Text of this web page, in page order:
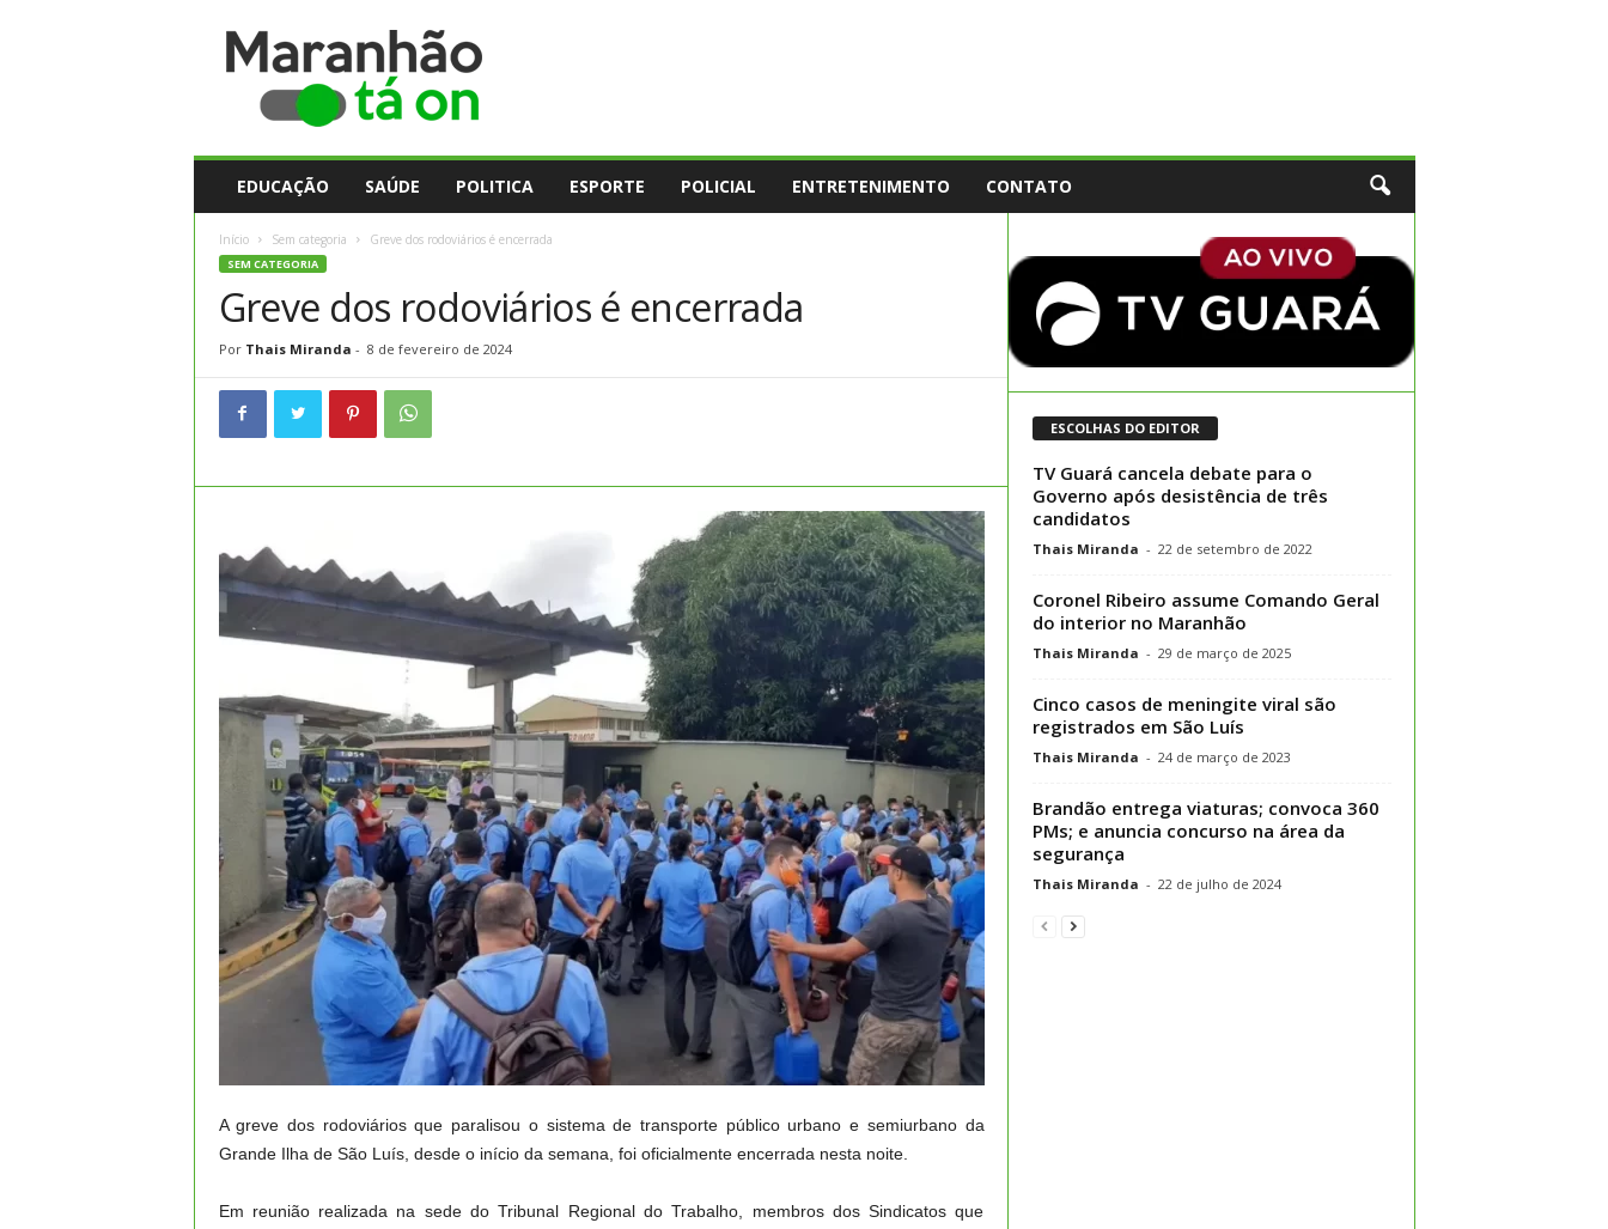
EDUCAÇÃO SAÚDE POLITICA ESPORTE POLICIAL ENTRETENIMENTO CONTATO
Início Sem categoria Greve dos rodoviários é encerrada
SEM CATEGORIA
Greve dos rodoviários é encerrada
Por Thais Miranda - 8 de fevereiro de 2024
A greve dos rodoviários que paralisou o sistema de transporte público urbano e semiurbano da
Grande Ilha de São Luís, desde o início da semana, foi oficialmente encerrada nesta noite.
Em reunião realizada na sede do Tribunal Regional do Trabalho, membros dos Sindicatos que
ESCOLHAS DO EDITOR
TV Guará cancela debate para o
Governo após desistência de três
candidatos
Thais Miranda - 22 de setembro de 2022
Coronel Ribeiro assume Comando Geral
do interior no Maranhão
Thais Miranda - 29 de março de 2025
Cinco casos de meningite viral são
registrados em São Luís
Thais Miranda - 24 de março de 2023
Brandão entrega viaturas; convoca 360
PMs; e anuncia concurso na área da
segurança
Thais Miranda - 22 de julho de 2024